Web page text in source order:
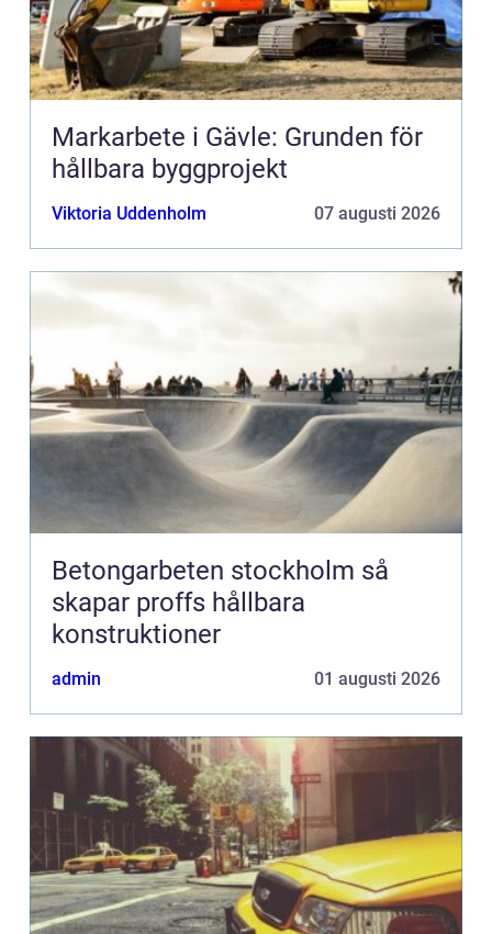
Markarbete i Gävle: Grunden för
hållbara byggprojekt
Viktoria Uddenholm 07 augusti 2026
Betongarbeten stockholm så
skapar proffs hållbara
konstruktioner
admin 01 augusti 2026